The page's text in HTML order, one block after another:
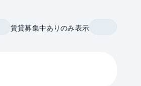
賃貸募集中ありのみ表示